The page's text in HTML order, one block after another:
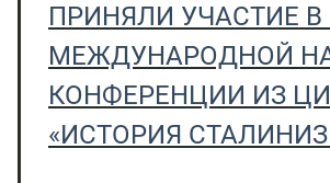
ПРИНЯЛИ УЧАСТИЕ В
МЕЖДУНАРОДНОЙ
КОНФЕРЕНЦИИ ИЗ
«ИСТОРИЯ